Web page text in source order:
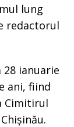
lung
redactorul
28 ianuarie
ani, fiind
Cimitirul